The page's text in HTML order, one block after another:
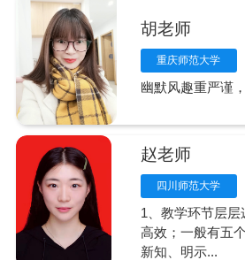
胡老师
重庆师范大学
幽默风趣重严谨
赵老师
四川师范大学
1、教学环节层层
高效；一般有五
新知、明示...